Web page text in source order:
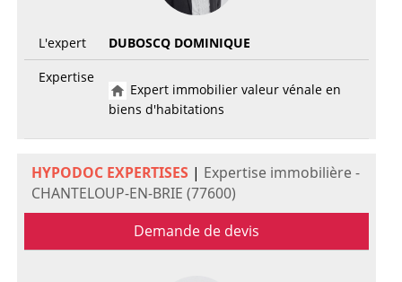
L'expert
DUBOSCQ DOMINIQUE
Expertise
Expert immobilier valeur vénale en
biens d'habitations
HYPODOC EXPERTISES | Expertise immobilière -
CHANTELOUP-EN-BRIE (77600)
Demande de devis